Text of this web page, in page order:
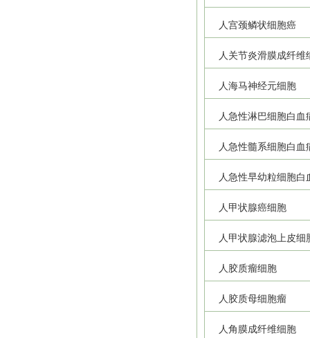
人宫颈鳞状细胞癌
人关节炎滑膜成纤维
人海马神经元细胞
人急性淋巴细胞白血
人急性髓系细胞白血
人急性早幼粒细胞白
人甲状腺癌细胞
人甲状腺滤泡上皮细
人胶质瘤细胞
人胶质母细胞瘤
人角膜成纤维细胞